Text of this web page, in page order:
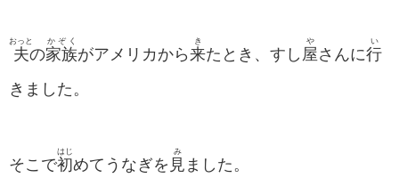
夫
おっと
の家族
かぞく
がアメリカから来
き
たとき、すし 屋
や
さんに行
い
きました。
そこで初
はじ
めてうなぎを 見
み
ました。